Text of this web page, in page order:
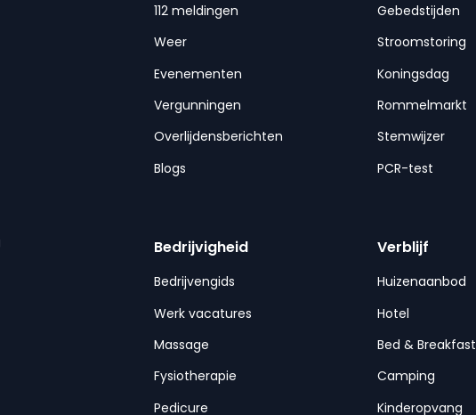
112 meldingen
Weer
Evenementen
Vergunningen
Overlijdensberichten
Blogs
Gebedstijden
Stroomstoring
Koningsdag
Rommelmarkt
Stemwijzer
PCR-test
Bedrijvigheid
Bedrijvengids
Werk vacatures
Massage
Fysiotherapie
Pedicure
Verblijf
Huizenaanbod
Hotel
Bed & Breakfast
Camping
Kinderopvang